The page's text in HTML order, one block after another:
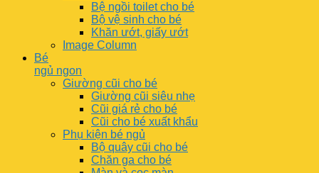
Bệ ngồi toilet cho bé
Bộ vệ sinh cho bé
Khăn ướt, giấy ướt
Image Column
Bé
ngủ ngon
Giường cũi cho bé
Giường cũi siêu nhẹ
Cũi giá rẻ cho bé
Cũi cho bé xuất khẩu
Phụ kiện bé ngủ
Bộ quây cũi cho bé
Chăn ga cho bé